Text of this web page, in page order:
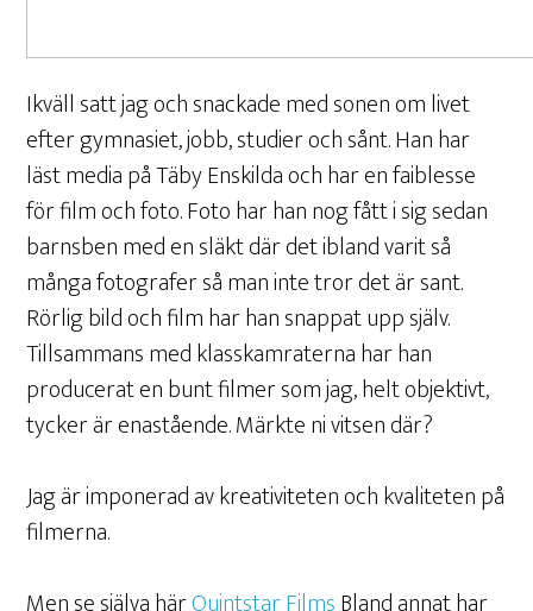
Ikväll satt jag och snackade med sonen om livet
efter gymnasiet, jobb, studier och sånt. Han har
läst media på Täby Enskilda och har en faiblesse
för film och foto.Foto har han nog fått i sig sedan
barnsben med en släkt där det ibland varit så
många fotografer så man inte tror det är sant.
Rörlig bild och film har han snappat upp själv.
Tillsammans med klasskamraterna har han
producerat en bunt filmer som jag, helt objektivt,
tycker är enastående. Märkte ni vitsen där?
Jag är imponerad av kreativiteten och kvaliteten på
filmerna.